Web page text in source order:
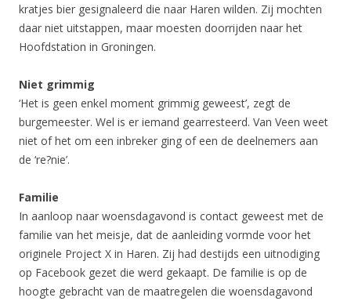
kratjes bier gesignaleerd die naar Haren wilden. Zij mochten
daar niet uitstappen, maar moesten doorrijden naar het
Hoofdstation in Groningen.
Niet grimmig
‘Het is geen enkel moment grimmig geweest’, zegt de
burgemeester. Wel is er iemand gearresteerd. Van Veen weet
niet of het om een inbreker ging of een de deelnemers aan
de ‘re?nie’.
Familie
In aanloop naar woensdagavond is contact geweest met de
familie van het meisje, dat de aanleiding vormde voor het
originele Project X in Haren. Zij had destijds een uitnodiging
op Facebook gezet die werd gekaapt. De familie is op de
hoogte gebracht van de maatregelen die woensdagavond